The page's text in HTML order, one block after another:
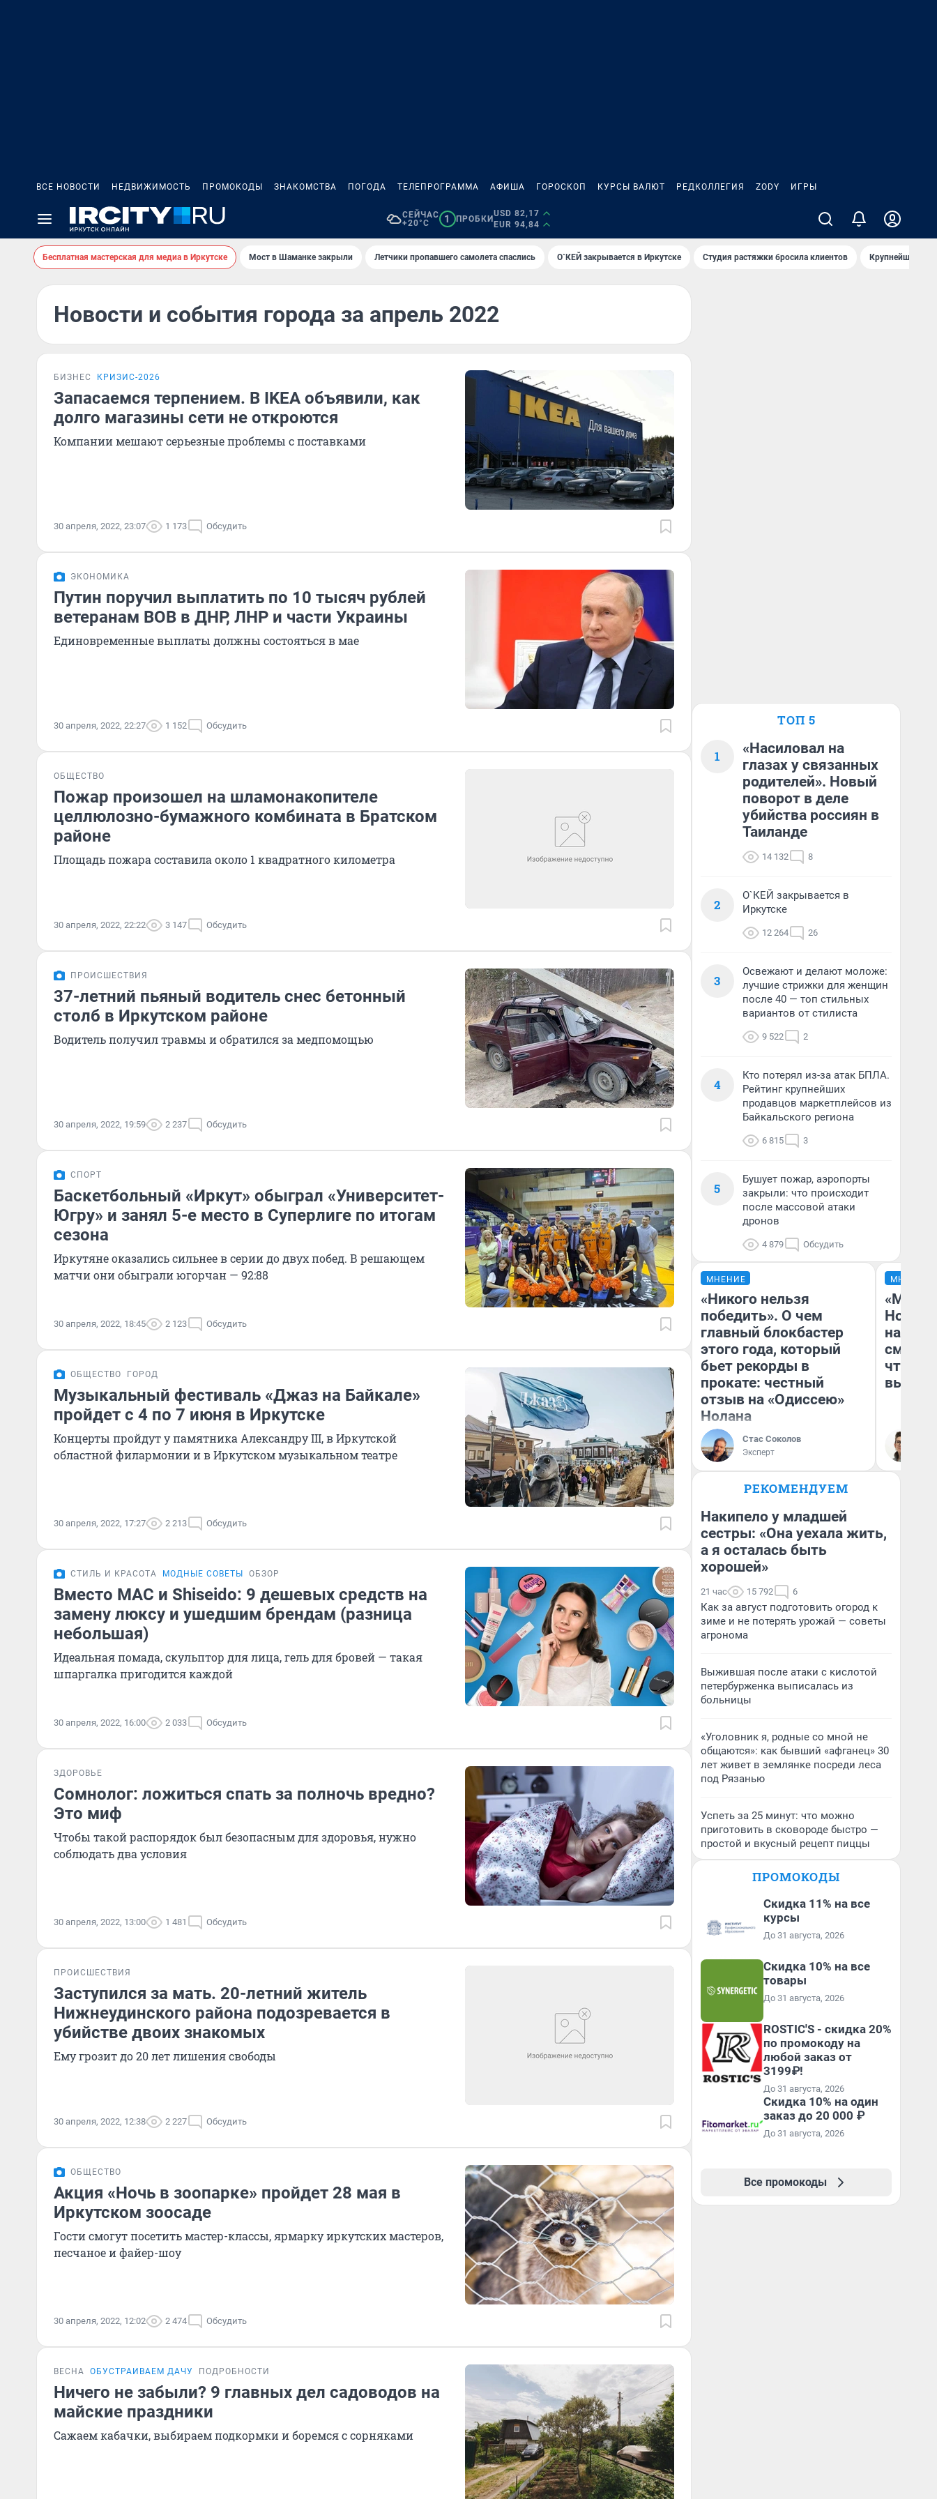
ВСЕ НОВОСТИ НЕДВИЖИМОСТЬ ПРОМОКОДЫ ЗНАКОМСТВА ПОГОДА ТЕЛЕПРОГРАММА АФИША ГОРОСКОП КУРСЫ ВАЛЮТ РЕДКОЛЛЕГИЯ ZODY ИГРЫ
СЕЙЧАС
+20°C
1 ПРОБКИ
USD 82,17
EUR 94,84
Бесплатная мастерская для медиа в Иркутске Мост в Шаманке закрыли Летчики пропавшего самолета спаслись О`КЕЙ закрывается в Иркутске Студия растяжки бросила клиентов Крупнейшие
Новости и события города за апрель 2022
БИЗНЕС КРИЗИС-2026
Запасаемся терпением. В IKEA объявили, как
долго магазины сети не откроются
Компании мешают серьезные проблемы с поставками
30 апреля, 2022, 23:07 1 173 Обсудить
ЭКОНОМИКА
Путин поручил выплатить по 10 тысяч рублей
ветеранам ВОВ в ДНР, ЛНР и части Украины
Единовременные выплаты должны состояться в мае
30 апреля, 2022, 22:27 1 152 Обсудить
ОБЩЕСТВО
Пожар произошел на шламонакопителе
целлюлозно-бумажного комбината в Братском
районе
Площадь пожара составила около 1 квадратного километра
30 апреля, 2022, 22:22 3 147 Обсудить
ПРОИСШЕСТВИЯ
37-летний пьяный водитель снес бетонный
столб в Иркутском районе
Водитель получил травмы и обратился за медпомощью
30 апреля, 2022, 19:59 2 237 Обсудить
СПОРТ
Баскетбольный «Иркут» обыграл «Университет-
Югру» и занял 5-е место в Суперлиге по итогам
сезона
Иркутяне оказались сильнее в серии до двух побед. В решающем
матчи они обыграли югорчан — 92:88
30 апреля, 2022, 18:45 2 123 Обсудить
ОБЩЕСТВО ГОРОД
Музыкальный фестиваль «Джаз на Байкале»
пройдет с 4 по 7 июня в Иркутске
Концерты пройдут у памятника Александру III, в Иркутской
областной филармонии и в Иркутском музыкальном театре
30 апреля, 2022, 17:27 2 213 Обсудить
СТИЛЬ И КРАСОТА МОДНЫЕ СОВЕТЫ ОБЗОР
Вместо MAC и Shiseido: 9 дешевых средств на
замену люксу и ушедшим брендам (разница
небольшая)
Идеальная помада, скульптор для лица, гель для бровей — такая
шпаргалка пригодится каждой
30 апреля, 2022, 16:00 2 033 Обсудить
ЗДОРОВЬЕ
Сомнолог: ложиться спать за полночь вредно?
Это миф
Чтобы такой распорядок был безопасным для здоровья, нужно
соблюдать два условия
30 апреля, 2022, 13:00 1 481 Обсудить
ПРОИСШЕСТВИЯ
Заступился за мать. 20-летний житель
Нижнеудинского района подозревается в
убийстве двоих знакомых
Ему грозит до 20 лет лишения свободы
30 апреля, 2022, 12:38 2 227 Обсудить
ОБЩЕСТВО
Акция «Ночь в зоопарке» пройдет 28 мая в
Иркутском зоосаде
Гости смогут посетить мастер-классы, ярмарку иркутских мастеров,
песчаное и файер-шоу
30 апреля, 2022, 12:02 2 474 Обсудить
ВЕСНА ОБУСТРАИВАЕМ ДАЧУ ПОДРОБНОСТИ
Ничего не забыли? 9 главных дел садоводов на
майские праздники
Сажаем кабачки, выбираем подкормки и боремся с сорняками
ТОП 5
1
«Насиловал на
глазах у связанных
родителей». Новый
поворот в деле
убийства россиян в
Таиланде
14 132 8
2
О`КЕЙ закрывается в
Иркутске
12 264 26
3
Освежают и делают моложе:
лучшие стрижки для женщин
после 40 — топ стильных
вариантов от стилиста
9 522 2
4
Кто потерял из-за атак БПЛА.
Рейтинг крупнейших
продавцов маркетплейсов из
Байкальского региона
6 815 3
5
Бушует пожар, аэропорты
закрыли: что происходит
после массовой атаки
дронов
4 879 Обсудить
МНЕНИЕ
«Никого нельзя
победить». О чем
главный блокбастер
этого года, который
бьет рекорды в
прокате: честный
отзыв на «Одиссею»
Нолана
Стас Соколов
Эксперт
МНЕНИЕ
«Мы
чтобы
РЕКОМЕНДУЕМ
Накипело у младшей
сестры: «Она уехала жить,
а я осталась быть
хорошей»
21 час 15 792 6
Как за август подготовить огород к
зиме и не потерять урожай — советы
агронома
Выжившая после атаки с кислотой
петербурженка выписалась из
больницы
«Уголовник я, родные со мной не
общаются»: как бывший «афганец» 30
лет живет в землянке посреди леса
под Рязанью
Успеть за 25 минут: что можно
приготовить в сковороде быстро —
простой и вкусный рецепт пиццы
ПРОМОКОДЫ
Скидка 11% на все
курсы
До 31 августа, 2026
Скидка 10% на все
товары
До 31 августа, 2026
ROSTIC'S - скидка 20%
по промокоду на
любой заказ от
3199₽!
До 31 августа, 2026
Скидка 10% на один
заказ до 20 000 ₽
До 31 августа, 2026
Все промокоды